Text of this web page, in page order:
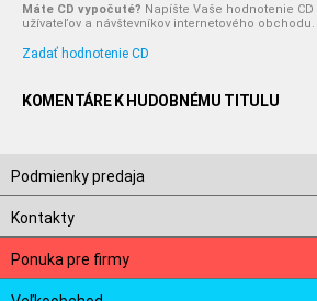
Máte CD vypočuté? Napíšte Vaše hodnotenie
užívateľov a návštevníkov internetového obchodu.
Zadať hodnotenie CD
KOMENTÁRE K HUDOBNÉMU TITULU
Podmienky predaja
Kontakty
Ponuka pre firmy